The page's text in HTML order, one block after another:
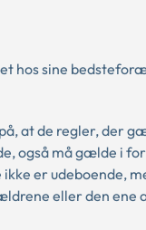
hos sine
at de regler, der
også må gælde i
er udeboende,
eller den ene